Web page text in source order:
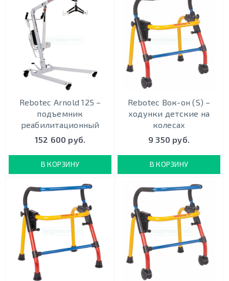
Rebotec Arnold 125 –
подъемник
реабилитационный
152 600 руб.
В КОРЗИНУ
Rebotec Вок-он (S) –
ходунки детские на
колесах
9 350 руб.
В КОРЗИНУ